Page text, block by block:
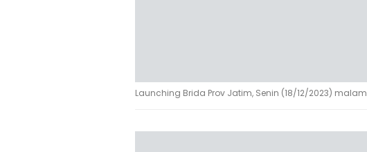
Launching Brida Prov Jatim, Senin (18/12/2023)